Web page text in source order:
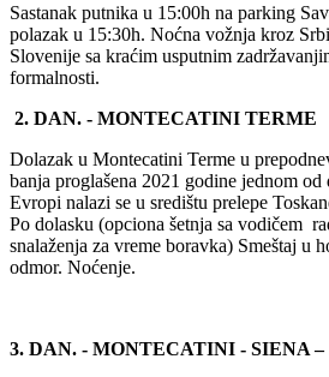
Sastanak putnika u 15:00h na parking
polazak u 15:30h. Noćna vožnja kroz
Slovenije sa kraćim usputnim
formalnosti.
2. DAN. - MONTECATINI TERME
Dolazak u Montecatini Terme u
banja proglašena 2021 godine jednom od
Evropi nalazi se u središtu prelepe
Po dolasku (opciona šetnja sa vodičem
snalaženja za vreme boravka) Smeštaj u
odmor. Noćenje.
3. DAN. - MONTECATINI - SIENA